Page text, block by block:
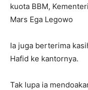
kuota BBM,
Mars Ega Legowo
Ia juga berterima
Hafid ke kantornya.
Tak lupa ia